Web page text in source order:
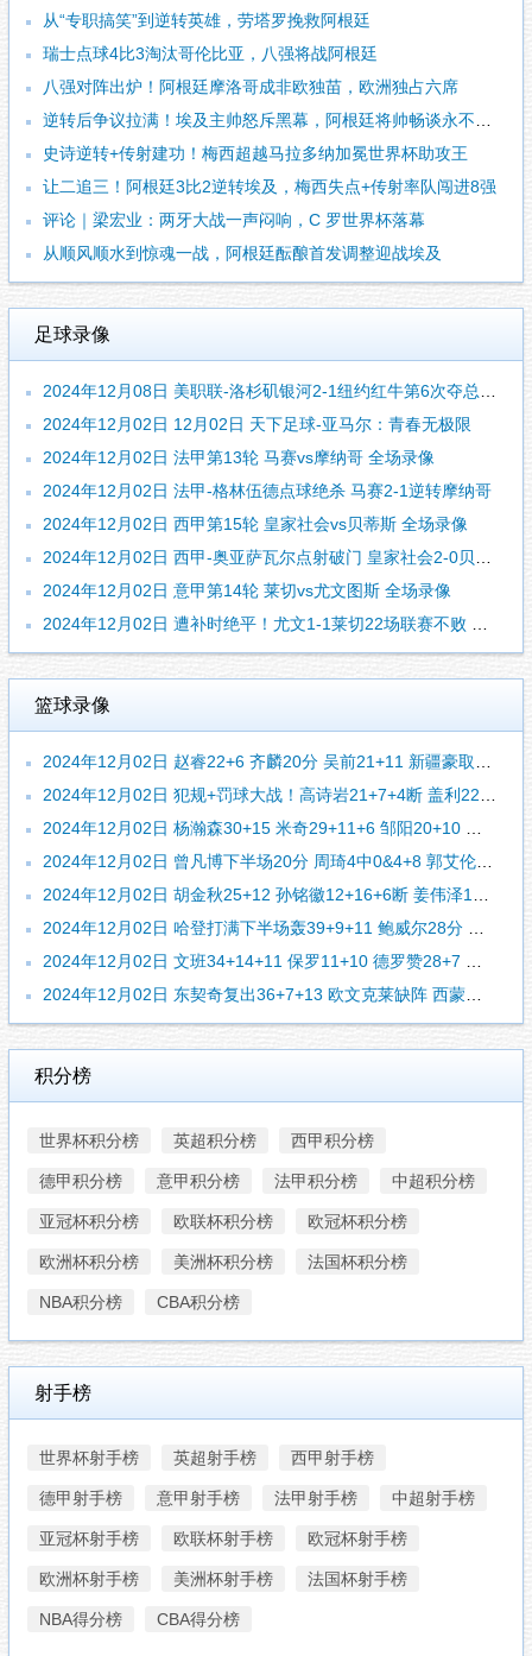
从“专职搞笑”到逆转英雄，劳塔罗挽救阿根廷
瑞士点球4比3淘汰哥伦比亚，八强将战阿根廷
八强对阵出炉！阿根廷摩洛哥成非欧独苗，欧洲独占六席
逆转后争议拉满！埃及主帅怒斥黑幕，阿根廷将帅畅谈永不言弃
史诗逆转+传射建功！梅西超越马拉多纳加冕世界杯助攻王
让二追三！阿根廷3比2逆转埃及，梅西失点+传射率队闯进8强
评论｜梁宏业：两牙大战一声闷响，C 罗世界杯落幕
从顺风顺水到惊魂一战，阿根廷酝酿首发调整迎战埃及
足球录像
2024年12月08日 美职联-洛杉矶银河2-1纽约红牛第6次夺总冠军 罗伊斯个人联赛首冠
2024年12月02日 12月02日 天下足球-亚马尔：青春无极限
2024年12月02日 法甲第13轮 马赛vs摩纳哥 全场录像
2024年12月02日 法甲-格林伍德点球绝杀 马赛2-1逆转摩纳哥
2024年12月02日 西甲第15轮 皇家社会vs贝蒂斯 全场录像
2024年12月02日 西甲-奥亚萨瓦尔点射破门 皇家社会2-0贝蒂斯
2024年12月02日 意甲第14轮 莱切vs尤文图斯 全场录像
2024年12月02日 遭补时绝平！尤文1-1莱切22场联赛不败 雷比奇绝平坎比亚索破门
篮球录像
2024年12月02日 赵睿22+6 齐麟20分 吴前21+11 新疆豪取7连胜&终结浙江5连胜
2024年12月02日 犯规+罚球大战！高诗岩21+7+4断 盖利22+7 山东送上海6连败
2024年12月02日 杨瀚森30+15 米奇29+11+6 邹阳20+10 青岛险胜福建
2024年12月02日 曾凡博下半场20分 周琦4中0&4+8 郭艾伦7分 北京大胜广州
2024年12月02日 胡金秋25+12 孙铭徽12+16+6断 姜伟泽18+9+7 广厦力克吉林
2024年12月02日 哈登打满下半场轰39+9+11 鲍威尔28分 约基奇3双 快船胜掘金
2024年12月02日 文班34+14+11 保罗11+10 德罗赞28+7 马刺险胜国王
2024年12月02日 东契奇复出36+7+13 欧文克莱缺阵 西蒙斯27分 独行侠胜开拓者
积分榜
世界杯积分榜 英超积分榜 西甲积分榜
德甲积分榜 意甲积分榜 法甲积分榜 中超积分榜
亚冠杯积分榜 欧联杯积分榜 欧冠杯积分榜
欧洲杯积分榜 美洲杯积分榜 法国杯积分榜
NBA积分榜 CBA积分榜
射手榜
世界杯射手榜 英超射手榜 西甲射手榜
德甲射手榜 意甲射手榜 法甲射手榜 中超射手榜
亚冠杯射手榜 欧联杯射手榜 欧冠杯射手榜
欧洲杯射手榜 美洲杯射手榜 法国杯射手榜
NBA得分榜 CBA得分榜